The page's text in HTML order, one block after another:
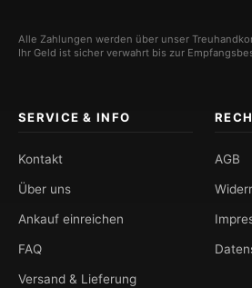
Alle Zahlungen werden über unser
Ihr Geld ist sicher verwahrt bis zur
SERVICE & INFO
Kontakt
Über uns
Ankauf einreichen
FAQ
Versand & Lieferung
AGB